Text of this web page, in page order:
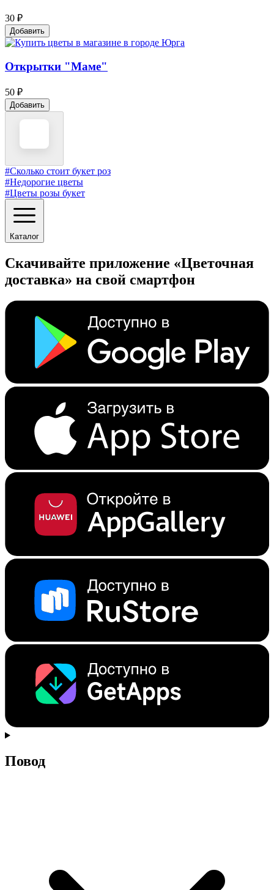
30 ₽
Добавить
Открытки "Маме"
50 ₽
Добавить
#Сколько стоит букет роз
#Недорогие цветы
#Цветы розы букет
Каталог
Скачивайте приложение «Цветочная
доставка» на свой смартфон
Повод